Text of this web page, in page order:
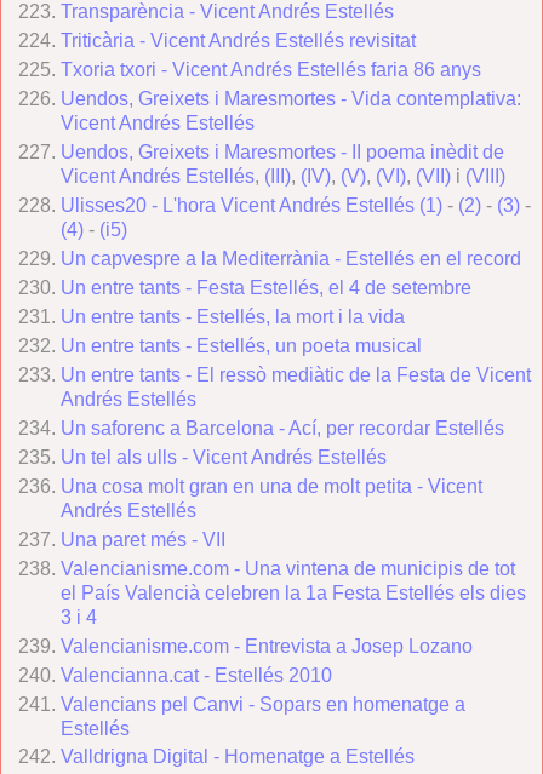
Transparència - Vicent Andrés Estellés
Triticària - Vicent Andrés Estellés revisitat
Txoria txori - Vicent Andrés Estellés faria 86 anys
Uendos, Greixets i Maresmortes - Vida contemplativa:
Vicent Andrés Estellés
Uendos, Greixets i Maresmortes - II poema inèdit de
Vicent Andrés Estellés, (III), (IV), (V), (VI), (VII) i (VIII)
Ulisses20 - L'hora Vicent Andrés Estellés (1) - (2) - (3) -
(4) - (i5)
Un capvespre a la Mediterrània - Estellés en el record
Un entre tants - Festa Estellés, el 4 de setembre
Un entre tants - Estellés, la mort i la vida
Un entre tants - Estellés, un poeta musical
Un entre tants - El ressò mediàtic de la Festa de Vicent
Andrés Estellés
Un saforenc a Barcelona - Ací, per recordar Estellés
Un tel als ulls - Vicent Andrés Estellés
Una cosa molt gran en una de molt petita - Vicent
Andrés Estellés
Una paret més - VII
Valencianisme.com - Una vintena de municipis de tot
el País Valencià celebren la 1a Festa Estellés els dies
3 i 4
Valencianisme.com - Entrevista a Josep Lozano
Valencianna.cat - Estellés 2010
Valencians pel Canvi - Sopars en homenatge a
Estellés
Valldrigna Digital - Homenatge a Estellés